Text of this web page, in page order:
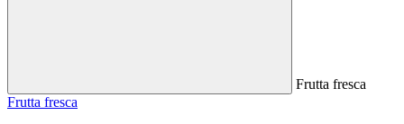
Frutta fresca
Frutta fresca